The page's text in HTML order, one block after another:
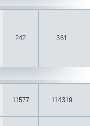
242 361
11577 114319